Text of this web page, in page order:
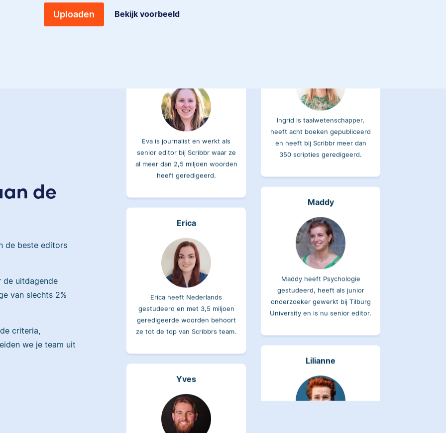
Uploaden Bekijk voorbeeld
de
de beste editors
de uitdagende
van slechts 2%
criteria,
we je team uit
Eva is journalist en werkt als
senior editor bij Scribbr waar ze
al meer dan 2,5 miljoen woorden
heeft geredigeerd.
Erica
Erica heeft Nederlands
gestudeerd en met 3,5 miljoen
geredigeerde woorden behoort
ze tot de top van Scribbrs team.
Yves
Ingrid is taalwetenschapper,
heeft acht boeken gepubliceerd
en heeft bij Scribbr meer dan
350 scripties geredigeerd.
Maddy
Maddy heeft Psychologie
gestudeerd, heeft als junior
onderzoeker gewerkt bij Tilburg
University en is nu senior editor.
Lilianne